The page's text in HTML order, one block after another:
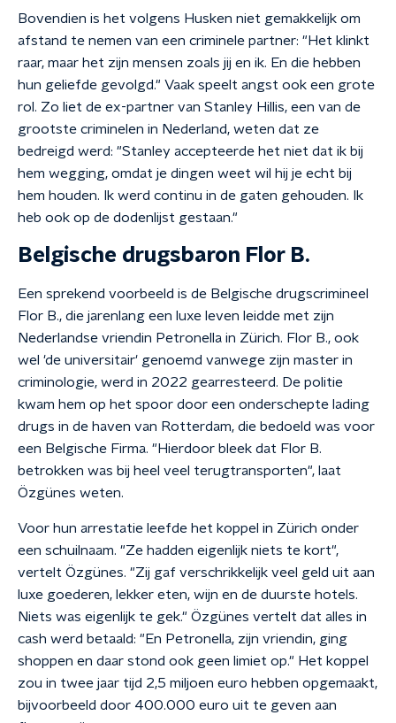
Bovendien is het volgens Husken niet gemakkelijk om
afstand te nemen van een criminele partner: "Het klinkt
raar, maar het zijn mensen zoals jij en ik. En die hebben
hun geliefde gevolgd." Vaak speelt angst ook een grote
rol. Zo liet de ex-partner van Stanley Hillis, een van de
grootste criminelen in Nederland, weten dat ze
bedreigd werd: "Stanley accepteerde het niet dat ik bij
hem wegging, omdat je dingen weet wil hij je echt bij
hem houden. Ik werd continu in de gaten gehouden. Ik
heb ook op de dodenlijst gestaan."
Belgische drugsbaron Flor B.
Een sprekend voorbeeld is de Belgische drugscrimineel
Flor B., die jarenlang een luxe leven leidde met zijn
Nederlandse vriendin Petronella in Zürich. Flor B., ook
wel 'de universitair' genoemd vanwege zijn master in
criminologie, werd in 2022 gearresteerd. De politie
kwam hem op het spoor door een onderschepte lading
drugs in de haven van Rotterdam, die bedoeld was voor
een Belgische Firma. "Hierdoor bleek dat Flor B.
betrokken was bij heel veel terugtransporten", laat
Özgünes weten.
Voor hun arrestatie leefde het koppel in Zürich onder
een schuilnaam. "Ze hadden eigenlijk niets te kort",
vertelt Özgünes. "Zij gaf verschrikkelijk veel geld uit aan
luxe goederen, lekker eten, wijn en de duurste hotels.
Niets was eigenlijk te gek." Özgünes vertelt dat alles in
cash werd betaald: "En Petronella, zijn vriendin, ging
shoppen en daar stond ook geen limiet op." Het koppel
zou in twee jaar tijd 2,5 miljoen euro hebben opgemaakt,
bijvoorbeeld door 400.000 euro uit te geven aan